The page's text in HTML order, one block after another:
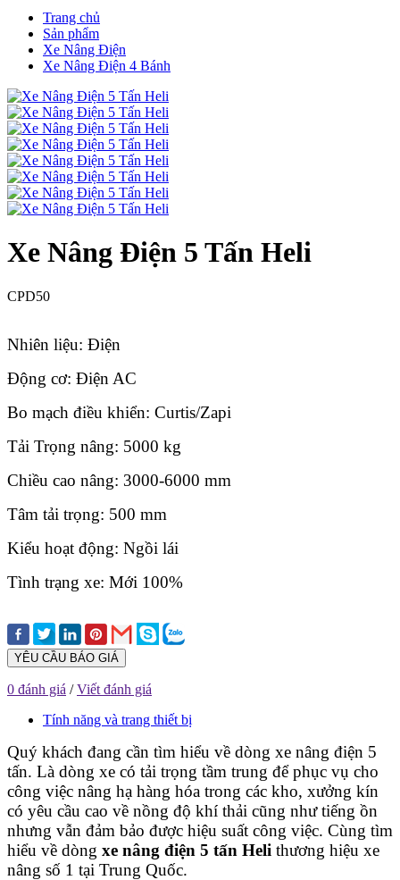
Trang chủ
Sản phẩm
Xe Nâng Điện
Xe Nâng Điện 4 Bánh
Xe Nâng Điện 5 Tấn Heli
CPD50
Nhiên liệu: Điện
Động cơ: Điện AC
Bo mạch điều khiển: Curtis/Zapi
Tải Trọng nâng: 5000 kg
Chiều cao nâng: 3000-6000 mm
Tâm tải trọng: 500 mm
Kiểu hoạt động: Ngồi lái
Tình trạng xe: Mới 100%
YÊU CẦU BÁO GIÁ
0 đánh giá /Viết đánh giá
Tính năng và trang thiết bị
Quý khách đang cần tìm hiểu về dòng xe nâng điện 5
tấn. Là dòng xe có tải trọng tầm trung để phục vụ cho
công việc nâng hạ hàng hóa trong các kho, xưởng kín
có yêu cầu cao về nồng độ khí thải cũng như tiếng ồn
nhưng vẫn đảm bảo được hiệu suất công việc. Cùng tìm
hiểu về dòng xe nâng điện 5 tấn Heli thương hiệu xe
nâng số 1 tại Trung Quốc.